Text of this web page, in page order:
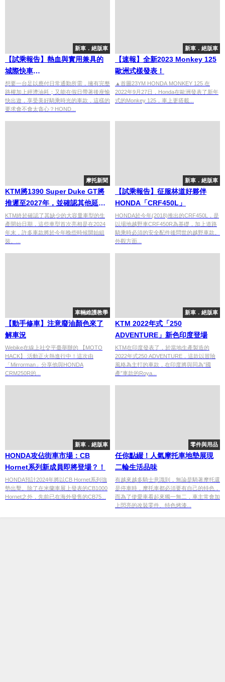
新車．絕版車
【試乘報告】熱血與實用兼具的
城際快車
HONDA「FORZA750」
想要一台足以應付日常通勤所需，擁有完整
路權加上經濟油耗；又能在假日帶著後座愉
快出遊，享受美好騎乘時光的車款，這樣的
要求會不會太貪心？HOND...
新車．絕版車
【速報】全新2023 Monkey 125
歐洲式樣發表！
▲首圖23YM HONDA MONKEY 125 在
2022年9月27日，Honda在歐洲發表了新年
式的Monkey 125，車上更搭載...
摩托新聞
KTM將1390 Super Duke GT將
推遲至2027年，並確認其他延期
車型的計劃
KTM終於確認了其缺少的大容量車型的生
產開始日期，這些車型首次亮相是在2024
年末，許多車款將於今年晚些時候開始組
裝。...
新車．絕版車
【試乘報告】征服林道好夥伴
HONDA「CRF450L」
HONDA於今年(2018)推出的CRF450L，是
以場地越野車CRF450R為基礎，加上道路
騎乘時必須的安全配件後問世的越野車款。
外觀方面...
車輛維護教學
【動手修車】注意廢油顏色來了
解車況
Webike在線上社交平臺舉辦的 【MOTO
HACK】 活動正火熱進行中！這次由
「Mirrorman」分享他與HONDA
CRM250R的...
新車．絕版車
KTM 2022年式「250
ADVENTURE」新色印度登場
KTM在印度發表了，於當地生產製造的
2022年式250 ADVENTURE，這款以冒險
風格為主打的車款，在印度將與同為”國
產”車款的Roya...
新車．絕版車
HONDA攻佔街車市場：CB
Hornet系列新成員即將登場？！
HONDA預計2024年將以CB Hornet系列強
勢出擊。除了在米蘭車展上發表的CB1000
Hornet之外，先前已在海外發售的CB75...
零件與用品
任你點綴！人氣摩托車地墊展現
二輪生活品味
有越來越多騎士意識到，無論是騎著摩托還
是停車時，摩托車都必須要有自己的特色，
而為了使愛車看起來獨一無二，車主常會加
上閃亮的改裝零件、特色烤漆...